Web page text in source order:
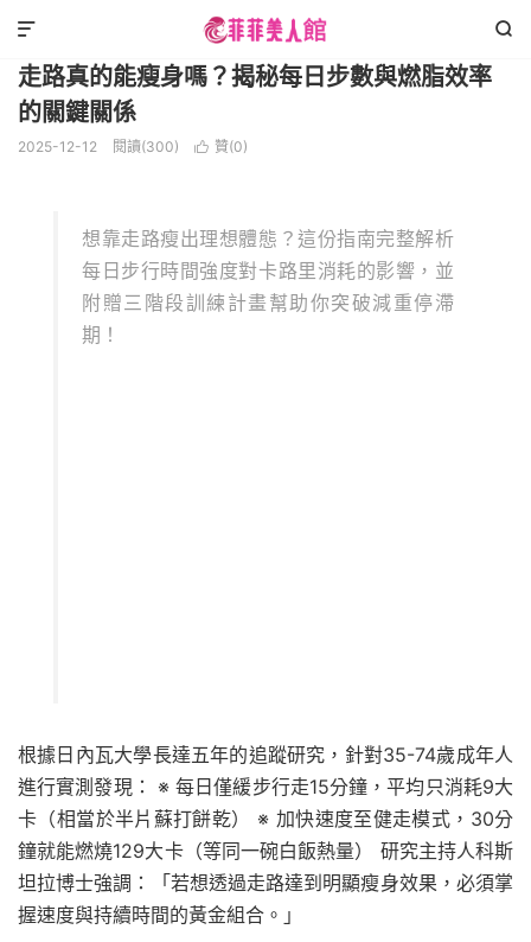


減肥瘦身
走路真的能瘦身嗎？揭秘每日步數與燃脂效率
的關鍵關係
2025-12-12 閱讀(300)  贊(0)
想靠走路瘦出理想體態？這份指南完整解析
每日步行時間強度對卡路里消耗的影響，並
附贈三階段訓練計畫幫助你突破減重停滯
期！
根據日內瓦大學長達五年的追蹤研究，針對35-74歲成年人
進行實測發現： ※ 每日僅緩步行走15分鐘，平均只消耗9大
卡（相當於半片蘇打餅乾） ※ 加快速度至健走模式，30分
鐘就能燃燒129大卡（等同一碗白飯熱量） 研究主持人科斯
坦拉博士強調：「若想透過走路達到明顯瘦身效果，必須掌
握速度與持續時間的黃金組合。」